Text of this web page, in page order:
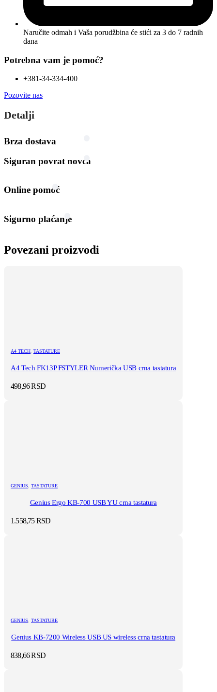
Naručite odmah i Vaša porudžbina će stići za 3 do 7 radnih
dana
Potrebna vam je pomoć?
+381-34-334-400
Pozovite nas
Detalji
Brza dostava
Siguran povrat novca
Online pomoć
Sigurno plaćanje
Povezani proizvodi
A4 TECH, TASTATURE
A4 Tech FK13P FSTYLER Numerička USB crna tastatura
498,96RSD
GENIUS, TASTATURE
Genius Ergo KB-700 USB YU crna tastatura
1.558,75RSD
GENIUS, TASTATURE
Genius KB-7200 Wireless USB US wireless crna tastatura
838,66RSD